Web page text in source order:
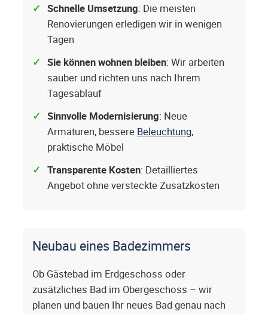
Schnelle Umsetzung: Die meisten
Renovierungen erledigen wir in wenigen
Tagen
Sie können wohnen bleiben: Wir arbeiten
sauber und richten uns nach Ihrem
Tagesablauf
Sinnvolle Modernisierung: Neue
Armaturen, bessere Beleuchtung,
praktische Möbel
Transparente Kosten: Detailliertes
Angebot ohne versteckte Zusatzkosten
Neubau eines Badezimmers
Ob Gästebad im Erdgeschoss oder
zusätzliches Bad im Obergeschoss – wir
planen und bauen Ihr neues Bad genau nach